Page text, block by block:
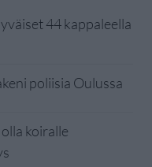
44 kappaleella
poliisia Oulussa
koiralle